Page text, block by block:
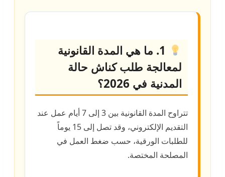
1. ما هي المدة القانونية
لمعالجة طلب كناش حالة
المدنية في 2026؟
تتراوح المدة القانونية بين 3 إلى 7 أيام عمل عند
التقديم الإلكتروني، وقد تصل إلى 15 يوماً
للطلبات الورقية، حسب ضغط العمل في
المصلحة المختصة.